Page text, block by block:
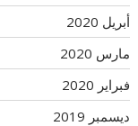
أبريل 2020
مارس 2020
فبراير 2020
ديسمبر 2019